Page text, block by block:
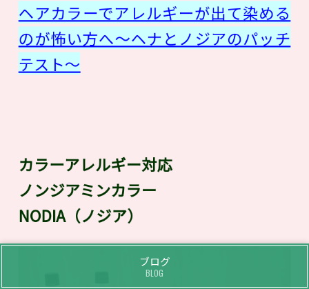
ヘアカラーでアレルギーが出て染める
のが怖い方へ〜ヘナとノジアのパッチ
テスト〜
カラーアレルギー対応
ノンジアミンカラー
NODIA（ノジア）
ブログ
BLOG